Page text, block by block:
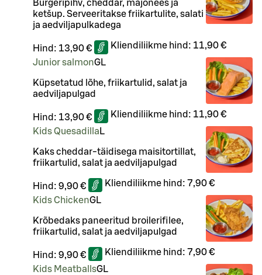
Burgeripihv, cheddar, majonees ja
ketšup. Serveeritakse friikartulite, salati
ja aedviljapulkadega
Hind: 13,90 € Kliendiliikme hind: 11,90 €
Junior salmonGL
Küpsetatud lõhe, friikartulid, salat ja
aedviljapulgad
Hind: 13,90 € Kliendiliikme hind: 11,90 €
Kids Quesadilla L
Kaks cheddar-täidisega maisitortillat,
friikartulid, salat ja aedviljapulgad
Hind: 9,90 € Kliendiliikme hind: 7,90 €
Kids ChickenGL
Krõbedaks paneeritud broilerifilee,
friikartulid, salat ja aedviljapulgad
Hind: 9,90 € Kliendiliikme hind: 7,90 €
Kids MeatballsGL